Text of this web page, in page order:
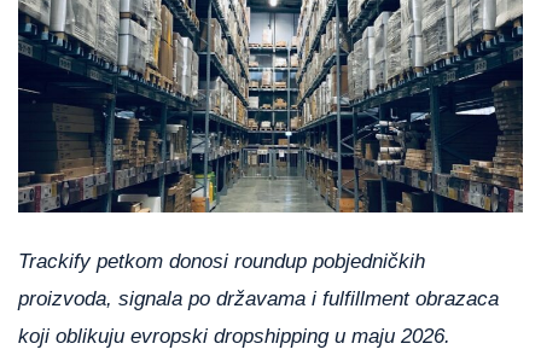
Trackify petkom donosi roundup pobjedničkih
proizvoda, signala po državama i fulfillment obrazaca
koji oblikuju evropski dropshipping u maju 2026.